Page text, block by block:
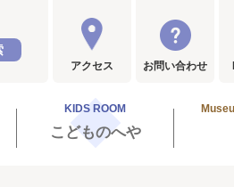
アクセス お問い合わせ
KIDS ROOM
こどものへや